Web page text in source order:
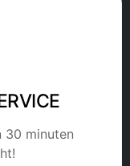
30 minuten